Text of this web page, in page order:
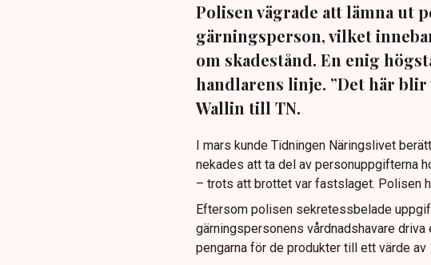
Polisen vägrade att lämna ut
gärningsperson, vilket
om skadestånd. En enig
handlarens linje. ”Det här blir
Wallin till TN.
I mars kunde Tidningen Näringslivet
nekades att ta del av personuppgifterna
– trots att brottet var fastslaget. Polisen
Eftersom polisen sekretessbelade
gärningspersonens vårdnadshavare
pengarna för de produkter till ett värde